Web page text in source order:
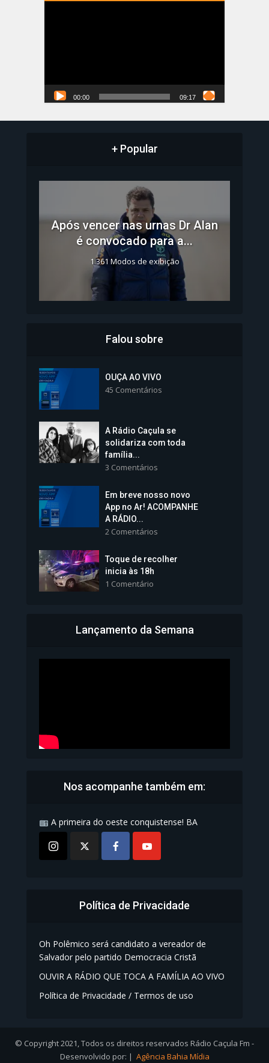
00:00 09:17
+ Popular
Após vencer nas urnas Dr Alan
é convocado para a...
1.361 Modos de exibição
Colégios da Polícia...
Vice-Prefeita Sheila Lemos
tomará posse nesta...
1.101 Modos de exibição
Bahia inicia emissão da
Falou sobre
OUÇA AO VIVO
45 Comentários
A Rádio Caçula se
solidariza com toda
família...
3 Comentários
Em breve nosso novo
App no Ar! ACOMPANHE
A RÁDIO...
2 Comentários
Toque de recolher
inicia às 18h
1 Comentário
Lançamento da Semana
Nos acompanhe também em:
A primeira do oeste conquistense! BA
Política de Privacidade
Oh Polêmico será candidato a vereador de
Salvador pelo partido Democracia Cristã
OUVIR A RÁDIO QUE TOCA A FAMÍLIA AO VIVO
Política de Privacidade / Termos de uso
© Copyright 2021, Todos os direitos reservados Rádio Caçula Fm -
Desenvolvido por: | Agência Bahia Mídia